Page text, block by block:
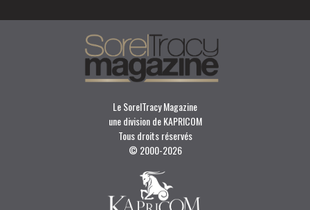
Le SorelTracy Magazine
une division de KAPRICOM
Tous droits réservés
© 2000-2026